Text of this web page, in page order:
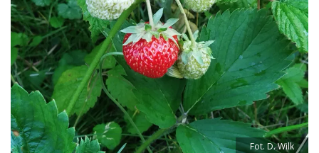
Fot. D. Wilk